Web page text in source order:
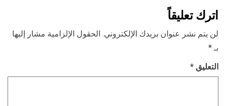
اترك تعليقاً
لن يتم نشر عنوان بريدك الإلكتروني. الحقول الإلزامية مشار إليها
بـ*
التعليق *